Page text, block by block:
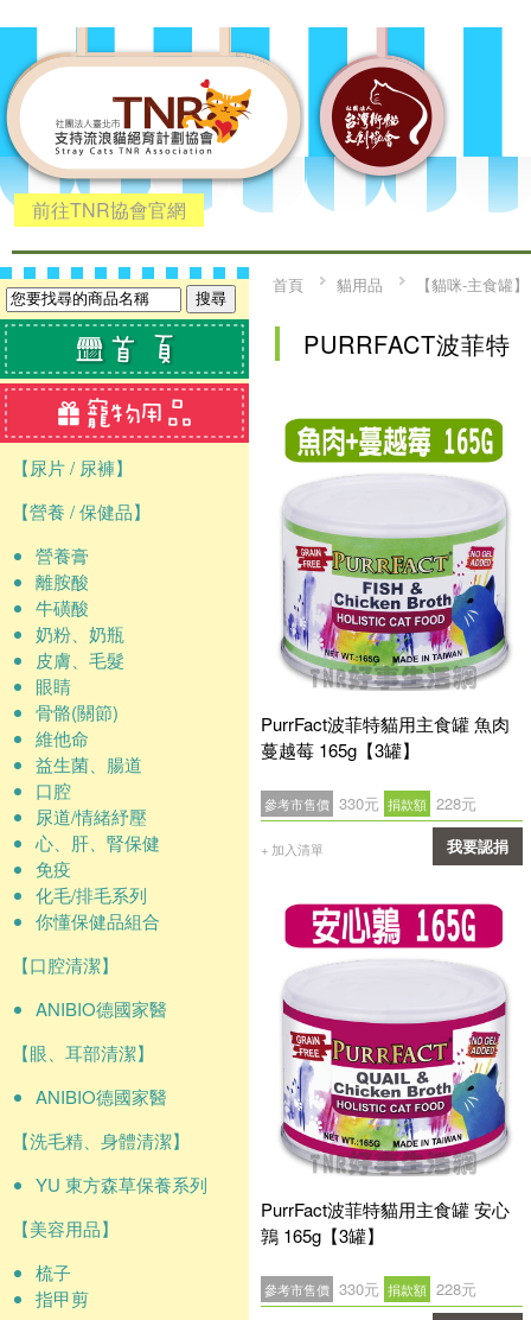
前往TNR協會官網
【尿片 / 尿褲】
【營養 / 保健品】
營養膏
離胺酸
牛磺酸
奶粉、奶瓶
皮膚、毛髮
眼睛
骨骼(關節)
維他命
益生菌、腸道
口腔
尿道/情緒紓壓
心、肝、腎保健
免疫
化毛/排毛系列
你懂保健品組合
【口腔清潔】
ANIBIO德國家醫
【眼、耳部清潔】
ANIBIO德國家醫
【洗毛精、身體清潔】
YU 東方森草保養系列
【美容用品】
梳子
指甲剪
首頁 貓用品 【貓咪-主食罐】
PURRFACT波菲特
PurrFact波菲特貓用主食罐 魚肉
蔓越莓 165g【3罐】
參考市售價 330元 捐款額 228元
+ 加入清單 我要認捐
PurrFact波菲特貓用主食罐 安心
鶉 165g【3罐】
參考市售價 330元 捐款額 228元